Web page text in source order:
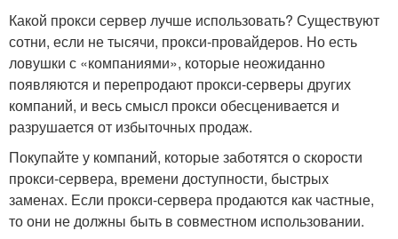
Какой прокси сервер лучше использовать? Существуют
сотни, если не тысячи, прокси-провайдеров. Но есть
ловушки с «компаниями», которые неожиданно
появляются и перепродают прокси-серверы других
компаний, и весь смысл прокси обесценивается и
разрушается от избыточных продаж.
Покупайте у компаний, которые заботятся о скорости
прокси-сервера, времени доступности, быстрых
заменах. Если прокси-сервера продаются как частные,
то они не должны быть в совместном использовании.